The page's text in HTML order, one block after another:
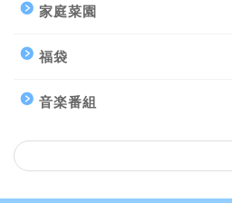
家庭菜園
福袋
音楽番組